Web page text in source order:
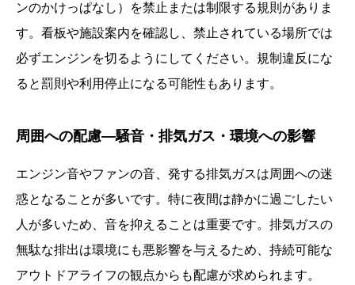
ンのかけっぱなし）を禁止または制限する規則がありま
す。看板や施設案内を確認し、禁止されている場所では
必ずエンジンを切るようにしてください。規制違反にな
ると罰則や利用停止になる可能性もあります。
周囲への配慮—騒音・排気ガス・環境への影響
エンジン音やファンの音、発する排気ガスは周囲への迷
惑となることが多いです。特に夜間は静かに過ごしたい
人が多いため、音を抑えることは重要です。排気ガスの
無駄な排出は環境にも悪影響を与えるため、持続可能な
アウトドアライフの観点からも配慮が求められます。